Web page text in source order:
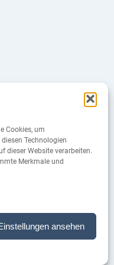
Cookies, um
Technologien
dieser Website verarbeiten.
Merkmale und
ansehen